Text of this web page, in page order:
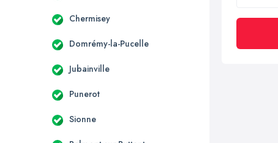
Chermisey
Domrémy-la-Pucelle
Jubainville
Punerot
Sionne